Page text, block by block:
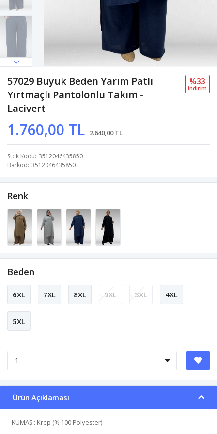
57029 Büyük Beden Yarım Patlı
Yırtmaçlı Pantolonlu Takım -
Lacivert
1.760,00 TL 2.640,00 TL
%33
i̇ndi̇ri̇m
Stok Kodu 3512046435850
Barkod 3512046435850
Renk
Beden
6XL 7XL 8XL 9XL 3XL 4XL
5XL
Ürün Açıklaması
KUMAŞ : Krep (% 100 Polyester)